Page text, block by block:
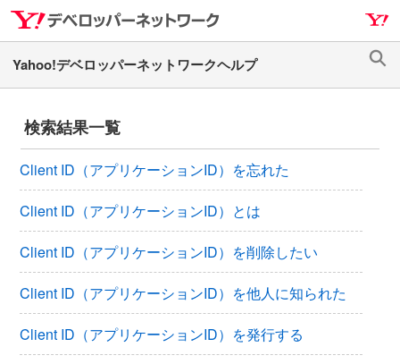
ナ
ビ
ゲ
ー
ョ
ン
へ
ス
キ
ッ
プ
メ
イ
ン
コ
テ
ン
ツ
へ
ス
キ
ッ
プ
検索結果一覧
Client ID（アプリケーションID）を忘れた
Client ID（アプリケーションID）とは
Client ID（アプリケーションID）を削除したい
Client ID（アプリケーションID）を他人に知られた
Client ID（アプリケーションID）を発行する